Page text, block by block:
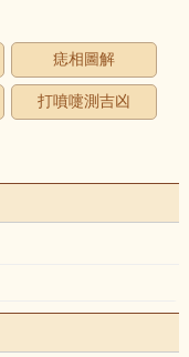
痣相圖解
打噴嚏測吉凶